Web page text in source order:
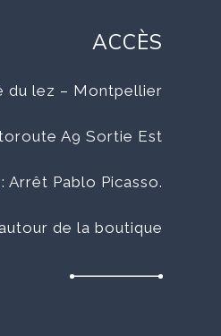
ACCÈS
du lez – Montpellier
A9 Sortie Est
Arrêt Pablo Picasso.
de la boutique